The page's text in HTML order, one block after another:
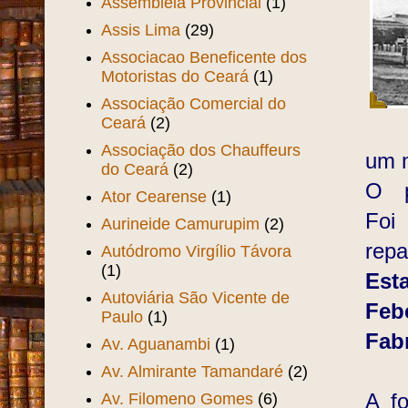
um
O
A
Assis Lima (29)
Associacao Beneficente dos
Motoristas do Ceará (1)
Associação Comercial do
Ceará (2)
Associação dos Chauffeurs
do Ceará (2)
Ator Cearense (1)
Aurineide Camurupim (2)
Autódromo Virgílio Távora
(1)
Autoviária São Vicente de
Paulo (1)
Av. Aguanambi (1)
Av. Almirante Tamandaré (2)
Av. Filomeno Gomes (6)